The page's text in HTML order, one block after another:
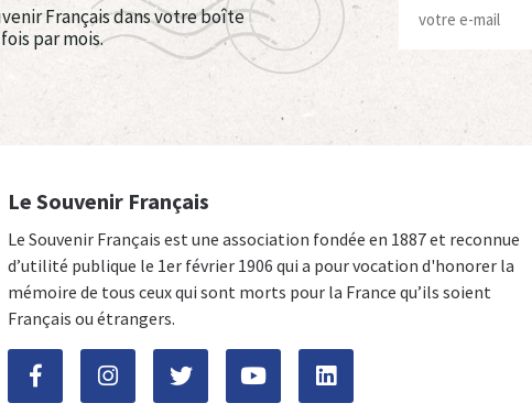
Français dans votre boîte
par mois.
Le Souvenir Français
Le Souvenir Français est une association fondée en 1887 et reconnue
d’utilité publique le 1er février 1906 qui a pour vocation d'honorer la
mémoire de tous ceux qui sont morts pour la France qu’ils soient
Français ou étrangers.